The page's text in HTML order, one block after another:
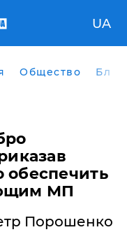
UA
Общество
обеспечить
МП
Порошенко